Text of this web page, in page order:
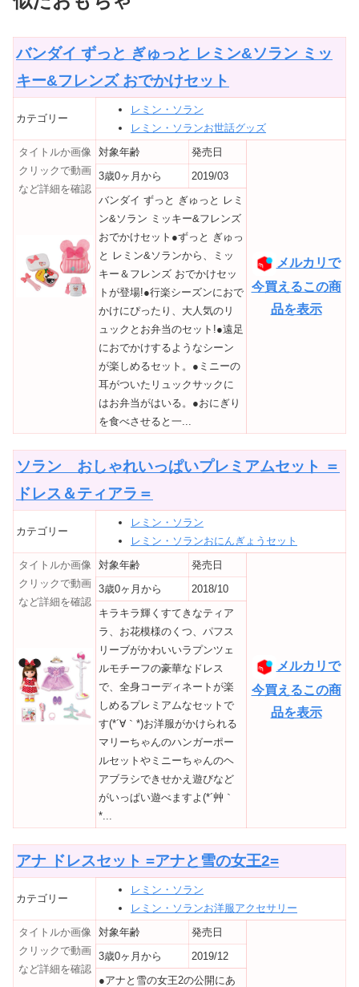
バンダイ ずっと ぎゅっと レミン&ソラン ミッ
キー&フレンズ おでかけセット
カテゴリー
レミン・ソラン
レミン・ソランお世話グッズ
タイトルか画像
クリックで動画
など詳細を確認
対象年齢 発売日
メルカリで
今買えるこの商
品を表示
3歳0ヶ月から
2019/03
バンダイ ずっと ぎゅっと レミ
ン&ソラン ミッキー&フレンズ
おでかけセット●ずっと ぎゅっ
と レミン&ソランから、ミッ
キー＆フレンズ おでかけセッ
トが登場!●行楽シーズンにおで
かけにぴったり、大人気のリ
ュックとお弁当のセット!●遠足
におでかけするようなシーン
が楽しめるセット。●ミニーの
耳がついたリュックサックに
はお弁当がはいる。●おにぎり
を食べさせると一...
ソラン おしゃれいっぱいプレミアムセット ＝
ドレス＆ティアラ＝
カテゴリー
レミン・ソラン
レミン・ソランおにんぎょうセット
タイトルか画像
クリックで動画
など詳細を確認
対象年齢 発売日
メルカリで
今買えるこの商
品を表示
3歳0ヶ月から
2018/10
キラキラ輝くすてきなティア
ラ、お花模様のくつ、パフス
リーブがかわいいラプンツェ
ルモチーフの豪華なドレス
で、全身コーディネートが楽
しめるプレミアムなセットで
す(*´∀｀*)お洋服がかけられる
マリーちゃんのハンガーポー
ルセットやミニーちゃんのヘ
アブラシできせかえ遊びなど
がいっぱい遊べますよ(*´艸｀
*...
アナ ドレスセット =アナと雪の女王2=
カテゴリー
レミン・ソラン
レミン・ソランお洋服アクセサリー
タイトルか画像
クリックで動画
など詳細を確認
対象年齢 発売日
3歳0ヶ月から
2019/12
●アナと雪の女王2の公開にあ